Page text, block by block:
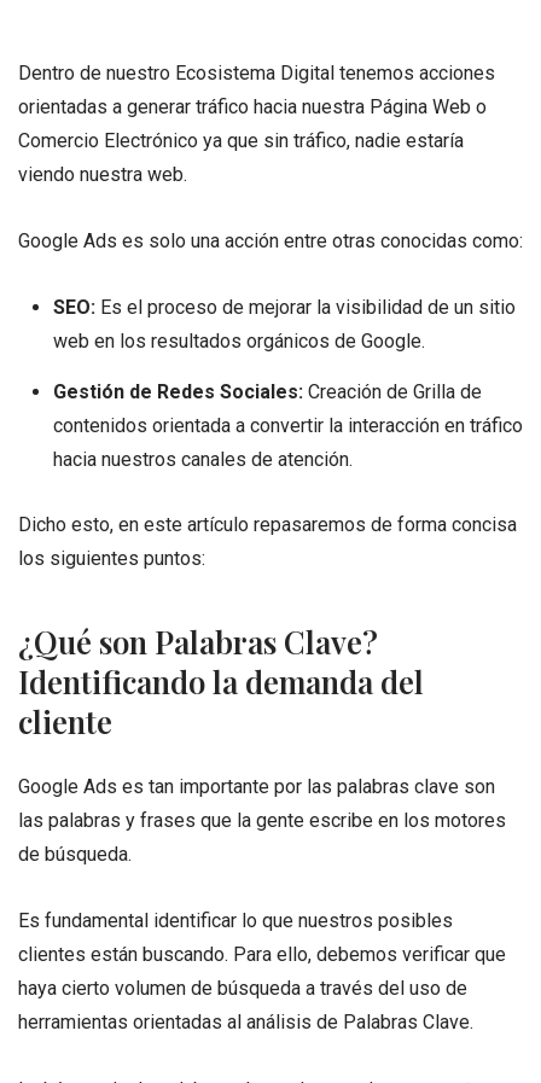
Dentro de nuestro Ecosistema Digital tenemos acciones
orientadas a generar tráfico hacia nuestra Página Web o
Comercio Electrónico ya que sin tráfico, nadie estaría
viendo nuestra web.
Google Ads es solo una acción entre otras conocidas como:
SEO:Es el proceso de mejorar la visibilidad de un sitio
web en los resultados orgánicos de Google.
Gestión de Redes Sociales:Creación de Grilla de
contenidos orientada a convertir la interacción en tráfico
hacia nuestros canales de atención.
Dicho esto, en este artículo repasaremos de forma concisa
los siguientes puntos:
¿Qué son Palabras Clave?
Identificando la demanda del
cliente
Google Ads es tan importante por las palabras clave son
las palabras y frases que la gente escribe en los motores
de búsqueda.
Es fundamental identificar lo que nuestros posibles
clientes están buscando. Para ello, debemos verificar que
haya cierto volumen de búsqueda a través del uso de
herramientas orientadas al análisis de Palabras Clave.